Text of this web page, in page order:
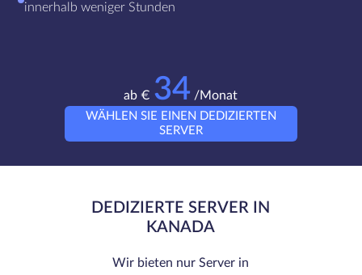
innerhalb weniger Stunden
ab € 34 /Monat
WÄHLEN SIE EINEN DEDIZIERTEN
SERVER
DEDIZIERTE SERVER IN
KANADA
Wir bieten nur Server in